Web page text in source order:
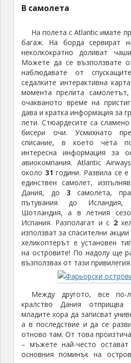
В самолета
На полета с Atlantic имате
багаж. На борда сервират
неколкократно доливат
Можете да се възползвате
наблюдавате от
седалките интерактивна
момента прелита
очакваното време на
дава и кратка информация за
лети. Стюардесите са
бисери очи. Усмихнато
списание, в което чета
интересна информация за
авиокомпания. Atlantic
около 31 години. Развила се
единствен самолет,
Дания, до 3 самолета,
пътувания до Исландия,
Шотландия, а в летния
Испания. Разполагат и с 2
използват за спасителни
хеликоптерът е установен
на островите! По надолу ще
възползвах от тази
Между другото, все по-
кралство Дания отприщва
младите хора да записват
а в последствие и да се
отново там. От това
– мъжете най-често
основния поминък на